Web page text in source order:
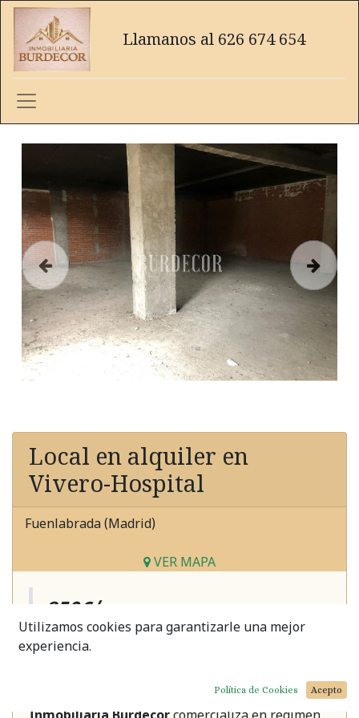
Llamanos al 626 674 654
Anterior
Local en alquiler en
Vivero-Hospital
Fuenlabrada (Madrid)
VER MAPA
850€/mes
Comentario del anunciante
Inmobiliaria Burdecor comercializa en regimen
Utilizamos cookies para garantizarle una mejor
experiencia.
Política de Cookies Acepto